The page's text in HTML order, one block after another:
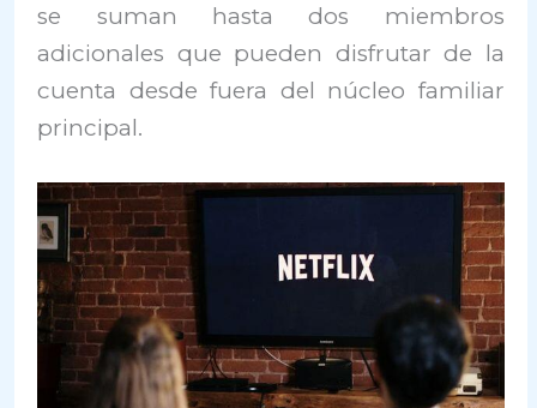
se suman hasta dos miembros
adicionales que pueden disfrutar de la
cuenta desde fuera del núcleo familiar
principal.